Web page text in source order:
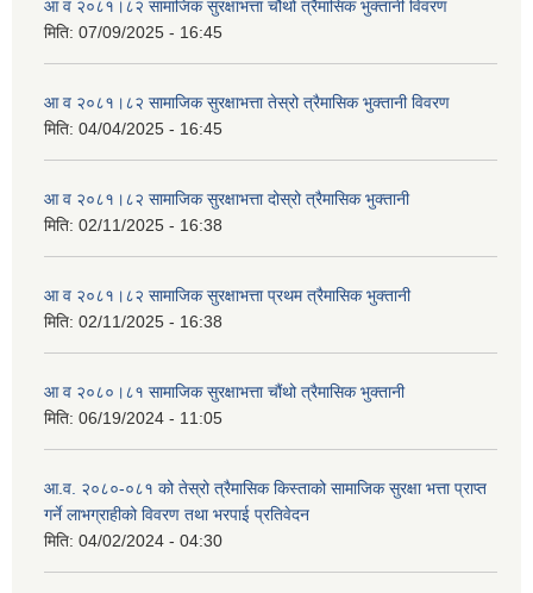
आ व २०८१।८२ सामाजिक सुरक्षाभत्ता चौथो त्रैमासिक भुक्तानी विवरण
मिति: 07/09/2025 - 16:45
आ व २०८१।८२ सामाजिक सुरक्षाभत्ता तेस्रो त्रैमासिक भुक्तानी विवरण
मिति: 04/04/2025 - 16:45
आ व २०८१।८२ सामाजिक सुरक्षाभत्ता दोस्रो त्रैमासिक भुक्तानी
मिति: 02/11/2025 - 16:38
आ व २०८१।८२ सामाजिक सुरक्षाभत्ता प्रथम त्रैमासिक भुक्तानी
मिति: 02/11/2025 - 16:38
आ व २०८०।८१ सामाजिक सुरक्षाभत्ता चौंथो त्रैमासिक भुक्तानी
मिति: 06/19/2024 - 11:05
आ.व. २०८०-०८१ को तेस्रो त्रैमासिक किस्ताको सामाजिक सुरक्षा भत्ता प्राप्त
गर्ने लाभग्राहीको विवरण तथा भरपाई प्रतिवेदन
मिति: 04/02/2024 - 04:30